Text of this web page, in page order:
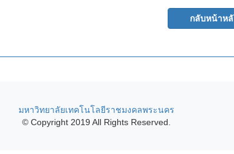
มหาวิทยาลัยเทคโนโลยีราชมงคลพระนคร
© Copyright 2019 All Rights Reserved.